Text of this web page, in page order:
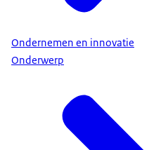
Ondernemen en innovatie
Onderwerp